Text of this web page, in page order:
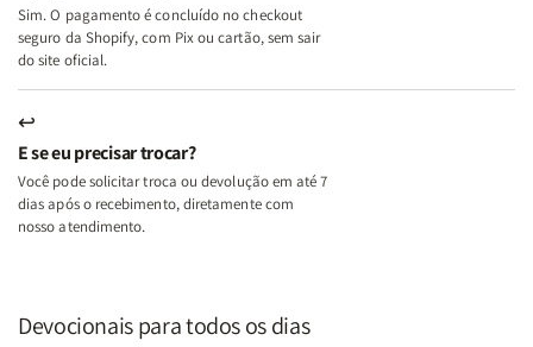
Sim. O pagamento é concluído no checkout
seguro da Shopify, com Pix ou cartão, sem sair
do site oficial.
↩
E se eu precisar trocar?
Você pode solicitar troca ou devolução em até 7
dias após o recebimento, diretamente com
nosso atendimento.
Devocionais para todos os dias